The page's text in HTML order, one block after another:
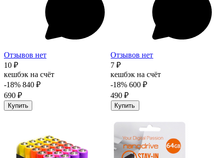
Отзывов нет
10 ₽
кешбэк на счёт
-18% 840 ₽
690 ₽
Купить
Отзывов нет
7 ₽
кешбэк на счёт
-18% 600 ₽
490 ₽
Купить